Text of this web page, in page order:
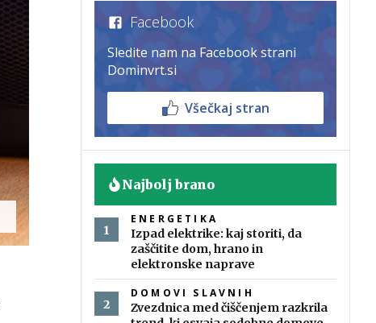
Facebook
Sledite nam na Facebook strani
Dominvrt.si
Všečkaj stran
Najbolj brano
ENERGETIKA
Izpad elektrike: kaj storiti, da
zaščitite dom, hrano in
elektronske naprave
DOMOVI SLAVNIH
Zvezdnica med čiščenjem razkrila